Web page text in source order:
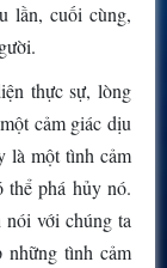
lần, cuối cùng,
thực sự, lòng
cảm giác dịu
là một tình cảm
phá hủy nó.
với chúng ta
những tình cảm